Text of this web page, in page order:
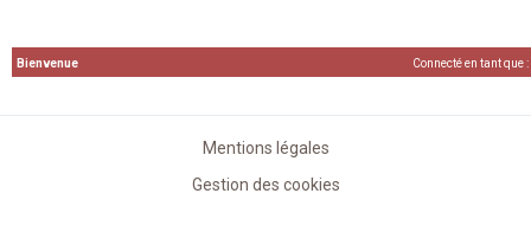
Bienvenue Connecté en tant que :
Mentions légales
Gestion des cookies